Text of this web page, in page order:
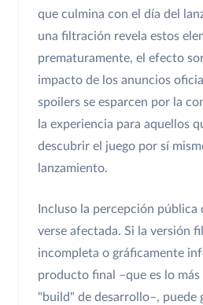
que culmina con el día del
una filtración revela estos
prematuramente, el efecto
impacto de los anuncios
spoilers se esparcen por la
la experiencia para aquellos
descubrir el juego por sí
lanzamiento.
Incluso la percepción pública
verse afectada. Si la versión
incompleta o gráficamente
producto final –que es lo
"build" de desarrollo–, puede